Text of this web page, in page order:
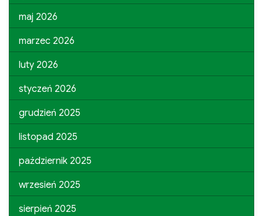
maj 2026
marzec 2026
luty 2026
styczeń 2026
grudzień 2025
listopad 2025
październik 2025
wrzesień 2025
sierpień 2025